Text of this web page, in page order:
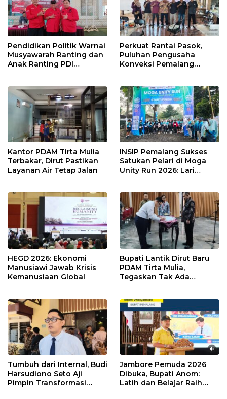
Pendidikan Politik Warnai
Musyawarah Ranting dan
Anak Ranting PDI
Perkuat Rantai Pasok,
Puluhan Pengusaha
Konveksi Pemalang
Kantor PDAM Tirta Mulia
Terbakar, Dirut Pastikan
Layanan Air Tetap Jalan
INSIP Pemalang Sukses
Satukan Pelari di Moga
Unity Run 2026: Lari
HEGD 2026: Ekonomi
Manusiawi Jawab Krisis
Kemanusiaan Global
Bupati Lantik Dirut Baru
PDAM Tirta Mulia,
Tegaskan Tak Ada
Tumbuh dari Internal, Budi
Harsudiono Seto Aji
Pimpin Transformasi
Jambore Pemuda 2026
Dibuka, Bupati Anom:
Latih dan Belajar Raih